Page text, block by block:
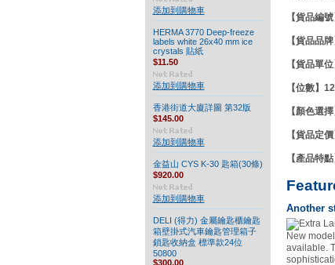
添加到購物車
HERMA 3770 Deep-freeze
labels white 26x40 mm ice
crystals 貼紙
$11.50
添加到購物車
香港街道大廈詳圖 第32版
$145.00
添加到購物車
金益山 CYS K-30 匙箱(30條)
$920.00
添加到購物車
DELI (得力) 金屬鑰匙櫃鑰匙
箱壁掛式汽車鑰匙管理箱子
鎖匙收納盒 標準款24位
50800
$300.00
【貨品編號
【貨品品
【貨品單
【位數】
【顏色選
【貨品定
【產品特
Another
New
available.